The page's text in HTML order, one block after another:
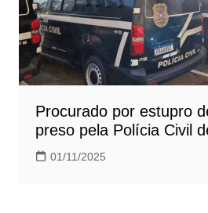
Procurado por estupro
preso pela Polícia Civil
01/11/2025